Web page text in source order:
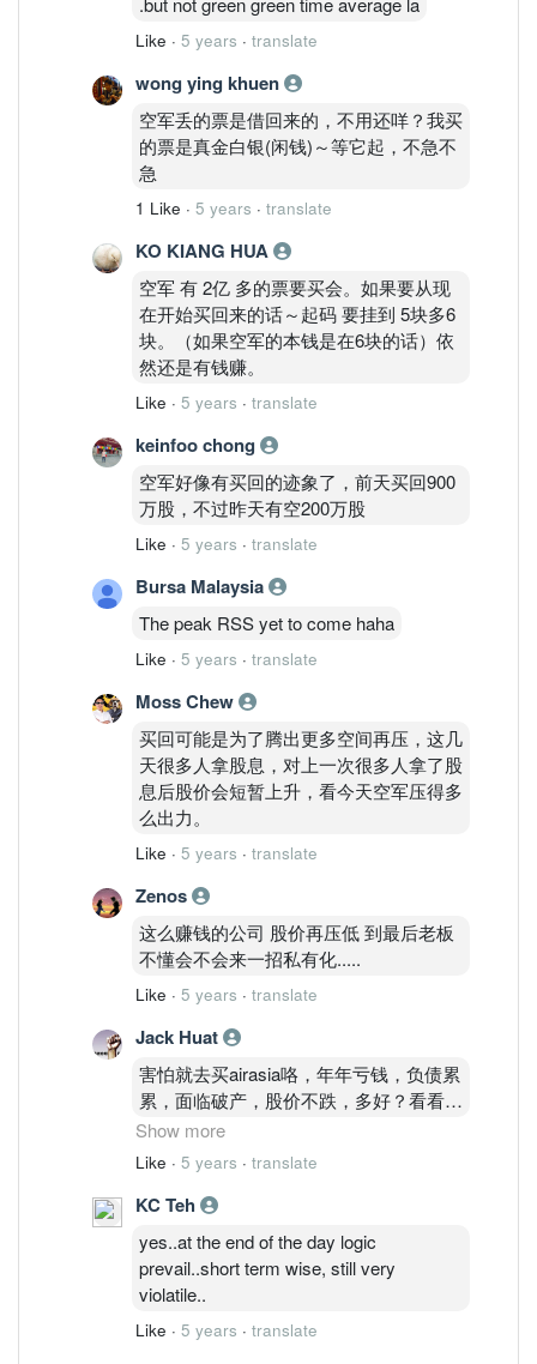
Like · 5 years · translate
wong ying khuen
空军丢的票是借回来的，不用还咩？我买
的票是真金白银(闲钱)～等它起，不急不
急
1 Like · 5 years · translate
KO KIANG HUA
空军 有 2亿 多的票要买会。如果要从现
在开始买回来的话～起码 要挂到 5块多6
块。（如果空军的本钱是在6块的话）依
然还是有钱赚。
Like · 5 years · translate
keinfoo chong
空军好像有买回的迹象了，前天买回900
万股，不过昨天有空200万股
Like · 5 years · translate
Bursa Malaysia
The peak RSS yet to come haha
Like · 5 years · translate
Moss Chew
买回可能是为了腾出更多空间再压，这几
天很多人拿股息，对上一次很多人拿了股
息后股价会短暂上升，看今天空军压得多
么出力。
Like · 5 years · translate
Zenos
这么赚钱的公司 股价再压低 到最后老板
不懂会不会来一招私有化.....
Like · 5 years · translate
Jack Huat
害怕就去买airasia咯，年年亏钱，负债累
累，面临破产，股价不跌，多好？看看
AAX和Airasia股价多steady?疫情前赚的
钱都不够cover负债。全世界都懂手套公
司顶级手套基本面没问题，ASP来临会慢
慢下跌，问题是ASP下跌后，产量的扩充
赚益是否好过疫情钱？公司手上的现金是
否可以收购或并购自动化科技公司或收购
上游或下游手套公司来提升公司EPS?就
算ASP跌到30USD最低股价该多少钱？
投注者必须理性去计算，分批投入，千万
Show more
Like · 5 years · translate
KC Teh
yes..at the end of the day logic
prevail..short term wise, still very
violatile..
Like · 5 years · translate